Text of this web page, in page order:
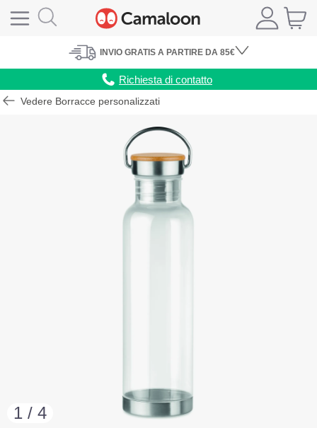
INVIO GRATIS A PARTIRE DA 85€
Richiesta di contatto
Vedere Borracce personalizzati
1 / 4